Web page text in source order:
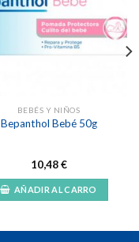
a la
lista de
deseos
BEBÉS Y NIÑOS
Bepanthol Bebé 50g
10,48€
AÑADIR AL CARRO